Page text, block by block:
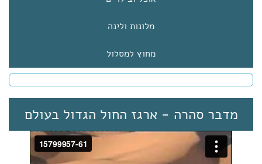
מלונות ולינה
מחוץ למסלול
מדבר סהרה - ארגז החול הגדול בעולם